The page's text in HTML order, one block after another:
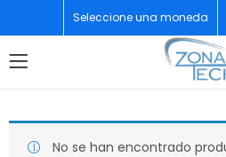
Seleccione una moneda
No se han encontrado